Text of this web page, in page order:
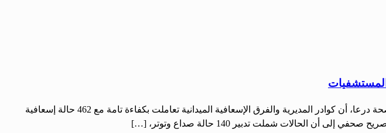
الحرية – عمار الصبح: كشف الدكتور طارق الحريري، رئيس دائرة الإحالة والإسعاف والطوارئ في مديرية صحة درعا، أن كوادر المديرية والفرق الإسعافية الميدانية تعاملت بكفاءة تامة مع 462 حالة إسعافية
الحالات شملت تدبير 140 حالة صداع وتوتر، […]